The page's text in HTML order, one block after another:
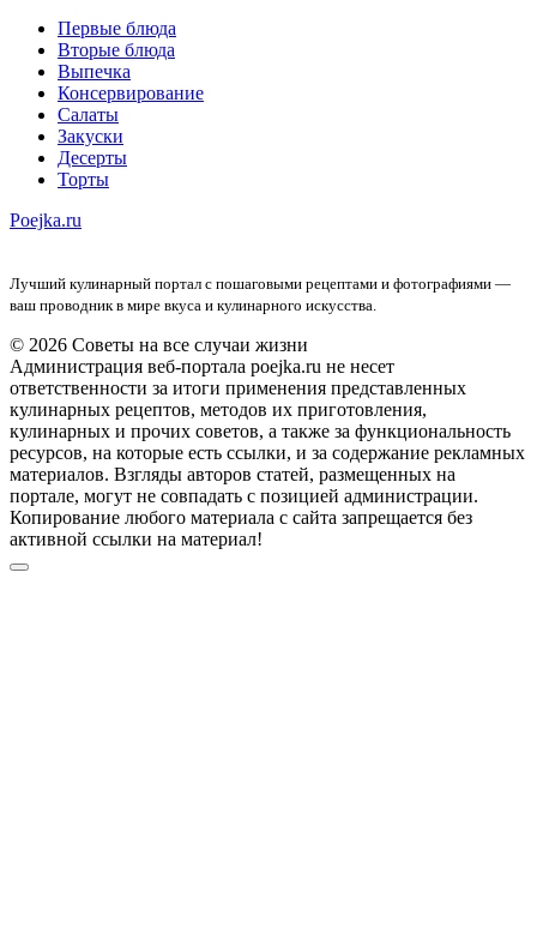
Первые блюда
Вторые блюда
Выпечка
Консервирование
Салаты
Закуски
Десерты
Торты
Poejka.ru
Лучший кулинарный портал с пошаговыми рецептами и фотографиями —
ваш проводник в мире вкуса и кулинарного искусства.
© 2026 Советы на все случаи жизни
Администрация веб-портала poejka.ru не несет
ответственности за итоги применения представленных
кулинарных рецептов, методов их приготовления,
кулинарных и прочих советов, а также за функциональность
ресурсов, на которые есть ссылки, и за содержание рекламных
материалов. Взгляды авторов статей, размещенных на
портале, могут не совпадать с позицией администрации.
Копирование любого материала с сайта запрещается без
активной ссылки на материал!